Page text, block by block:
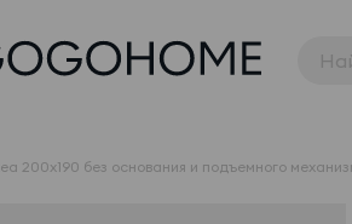
200x190 без основания и подъемного